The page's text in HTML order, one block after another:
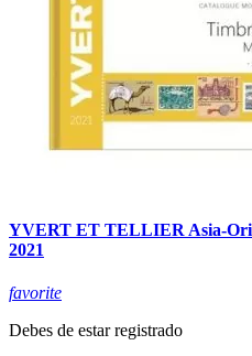
YVERT ET TELLIER Asia-
2021
favorite
Debes de estar registrado